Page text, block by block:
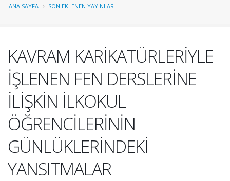
ANA SAYFA SON EKLENEN YAYINLAR
KAVRAM KARİKATÜRLERİYLE
İŞLENEN FEN DERSLERİNE
İLİŞKİN İLKOKUL
ÖĞRENCİLERİNİN
GÜNLÜKLERİNDEKİ
YANSITMALAR